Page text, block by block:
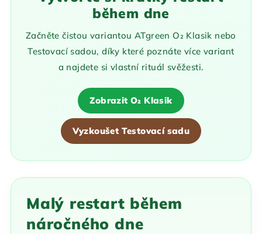
během dne
Začněte čistou variantou ATgreen O₂ Klasik nebo
Testovací sadou, díky které poznáte více variant
a najdete si vlastní rituál svěžesti.
Zobrazit O₂ Klasik
Vyzkoušet Testovací sadu
Malý restart během
náročného dne